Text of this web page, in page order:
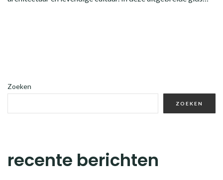
Zoeken
ZOEKEN
recente berichten